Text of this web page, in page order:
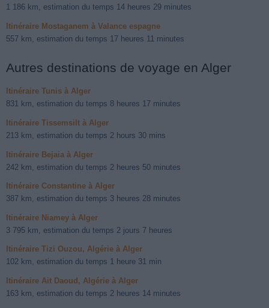
1 186 km, estimation du temps 14 heures 29 minutes
Itinéraire Mostaganem à Valance espagne
557 km, estimation du temps 17 heures 11 minutes
Autres destinations de voyage en Alger
Itinéraire Tunis à Alger
831 km, estimation du temps 8 heures 17 minutes
Itinéraire Tissemsilt à Alger
213 km, estimation du temps 2 hours 30 mins
Itinéraire Bejaia à Alger
242 km, estimation du temps 2 heures 50 minutes
Itinéraire Constantine à Alger
387 km, estimation du temps 3 heures 28 minutes
Itinéraire Niamey à Alger
3 795 km, estimation du temps 2 jours 7 heures
Itinéraire Tizi Ouzou, Algérie à Alger
102 km, estimation du temps 1 heure 31 min
Itinéraire Ait Daoud, Algérie à Alger
163 km, estimation du temps 2 heures 14 minutes